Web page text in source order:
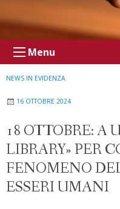
Menu
NEWS IN EVIDENZA
16 OTTOBRE 2024
18 OTTOBRE: A
LIBRARY» PER
FENOMENO
ESSERI UMANI